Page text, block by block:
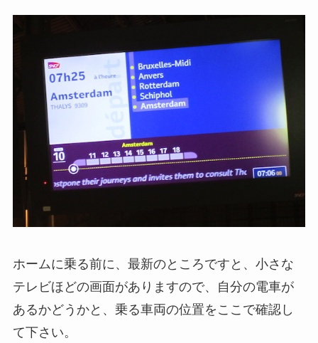
ホームに乗る前に、最新のところですと、小さな
テレビほどの画面がありますので、自分の電車が
あるかどうかと、乗る車両の位置をここで確認し
て下さい。